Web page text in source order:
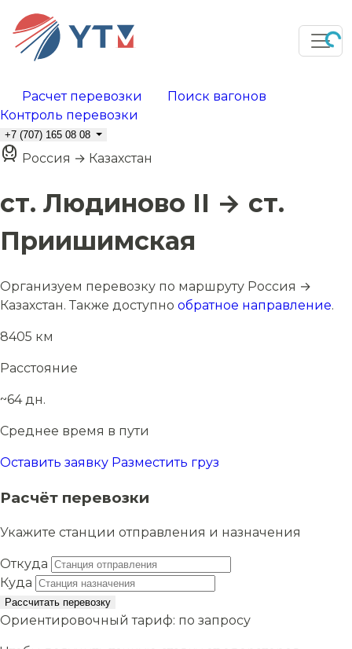
Расчет перевозки
Поиск вагонов
Контроль перевозки
+7 (707) 165 08 08
Россия → Казахстан
ст. Людиново II → ст.
Приишимская
Организуем перевозку по маршруту Россия →
Казахстан. Также доступно обратное направление.
8405 км
Расстояние
~64 дн.
Среднее время в пути
Оставить заявку Разместить груз
Расчёт перевозки
Укажите станции отправления и назначения
Откуда
Куда
Рассчитать перевозку
Ориентировочный тариф: по запросу